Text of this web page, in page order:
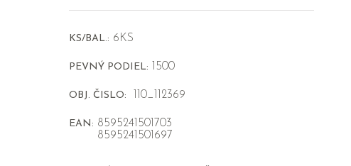
KS/BAL.: 6KS
PEVNÝ PODIEL: 1500
OBJ. ČISLO: 110_112369
EAN: 8595241501703
8595241501697